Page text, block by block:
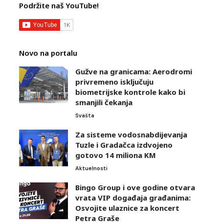
Podržite naš YouTube!
Novo na portalu
Gužve na granicama: Aerodromi
privremeno isključuju
biometrijske kontrole kako bi
smanjili čekanja
Svašta
Za sisteme vodosnabdijevanja
Tuzle i Gradačca izdvojeno
gotovo 14 miliona KM
Aktuelnosti
Bingo Group i ove godine otvara
vrata VIP događaja građanima:
Osvojite ulaznice za koncert
Petra Graše